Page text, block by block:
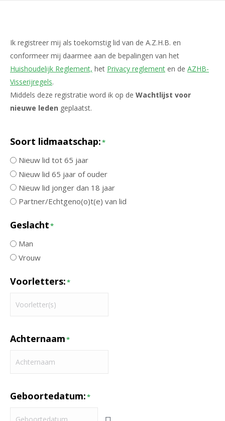
Ik registreer mij als toekomstig lid van de A.Z.H.B. en
conformeer mij daarmee aan de bepalingen van het
Huishoudelijk Reglement, het Privacy reglement en de AZHB-
Visserijregels.
Middels deze registratie word ik op de Wachtlijst voor
nieuwe leden geplaatst.
Soort lidmaatschap:*
Nieuw lid tot 65 jaar
Nieuw lid 65 jaar of ouder
Nieuw lid jonger dan 18 jaar
Partner/Echtgeno(o)t(e) van lid
Geslacht*
Man
Vrouw
Voorletters:*
Achternaam*
Geboortedatum:*